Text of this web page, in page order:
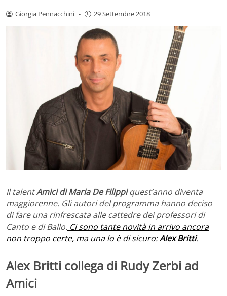
Giorgia Pennacchini - 29 Settembre 2018
Il talentAmici di Maria De Filippiquest’anno diventa
maggiorenne. Gli autori del programma hanno deciso
di fare una rinfrescata alle cattedre dei professori di
Canto e di Ballo. Ci sono tante novità in arrivo ancora
non troppo certe, ma una lo è di sicuro:Alex Britti.
Alex Britti collega di Rudy Zerbi ad
Amici